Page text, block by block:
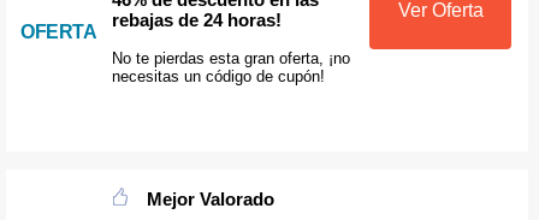
OFERTA
rebajas de 24 horas!
No te pierdas esta gran oferta, ¡no
necesitas un código de cupón!
Ver Oferta
Mejor Valorado